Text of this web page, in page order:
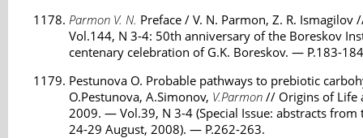
Parmon V. N. Preface / V. N. Parmon, Z. R.
Vol.144, N 3-4: 50th anniversary of the Boreskov
centenary celebration of G.K. Boreskov. — P.183-
Pestunova O. Probable pathways to prebiotic
O.Pestunova, A.Simonov, V.Parmon // Origins of Life
2009. — Vol.39, N 3-4 (Special Issue: abstracts from
24-29 August, 2008). — P.262-263.